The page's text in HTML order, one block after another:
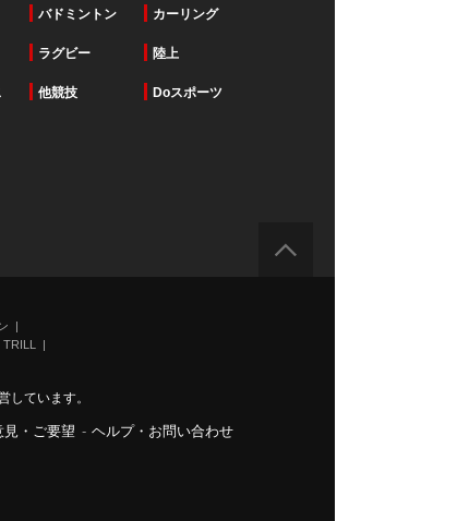
バドミントン カーリング
ラグビー 陸上
他競技 Doスポーツ
しています。
見・ご要望 - ヘルプ・お問い合わせ